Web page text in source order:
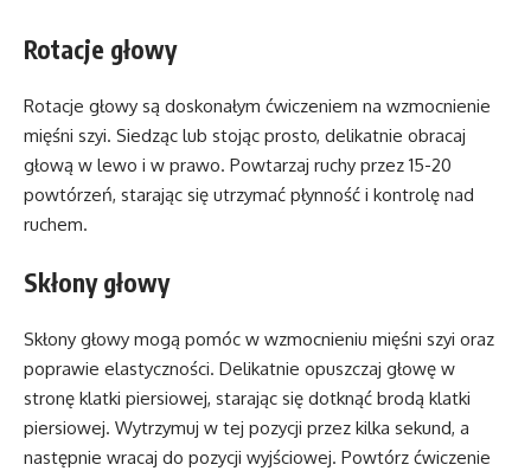
Rotacje głowy
Rotacje głowy są doskonałym ćwiczeniem na wzmocnienie
mięśni szyi. Siedząc lub stojąc prosto, delikatnie obracaj
głową w lewo i w prawo. Powtarzaj ruchy przez 15-20
powtórzeń, starając się utrzymać płynność i kontrolę nad
ruchem.
Skłony głowy
Skłony głowy mogą pomóc w wzmocnieniu mięśni szyi oraz
poprawie elastyczności. Delikatnie opuszczaj głowę w
stronę klatki piersiowej, starając się dotknąć brodą klatki
piersiowej. Wytrzymuj w tej pozycji przez kilka sekund, a
następnie wracaj do pozycji wyjściowej. Powtórz ćwiczenie